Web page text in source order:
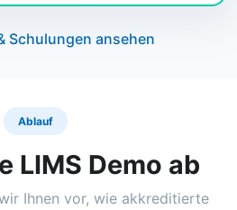
Schulungen ansehen
Ablauf
LIMS Demo ab
Ihnen vor, wie akkreditierte